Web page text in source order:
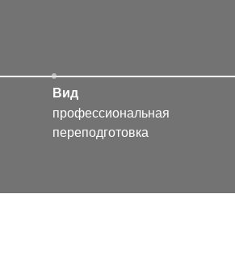
профессиональная
переподготовка
Вид